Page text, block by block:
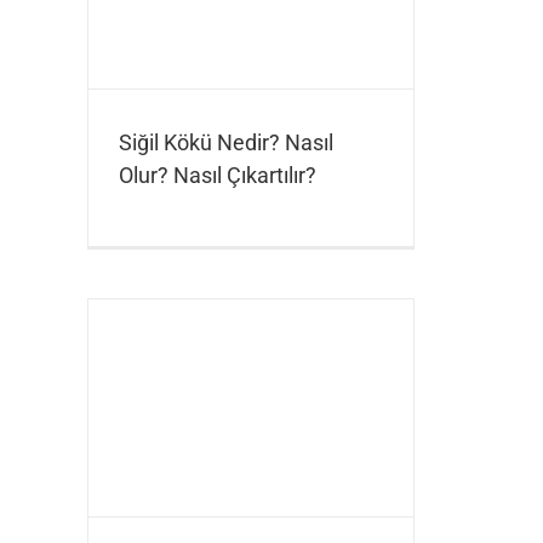
Siğil Kökü Nedir? Nasıl
Olur? Nasıl Çıkartılır?